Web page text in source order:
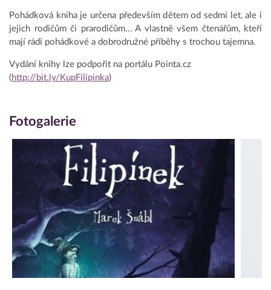
Pohádková kniha je určena především dětem od sedmi let, ale i
jejich rodičům či prarodičům… A vlastně všem čtenářům, kteří
mají rádi pohádkové a dobrodružné příběhy s trochou tajemna.
Vydání knihy lze podpořit na portálu Pointa.cz
(http://bit.ly/KupFilipinka)
Fotogalerie